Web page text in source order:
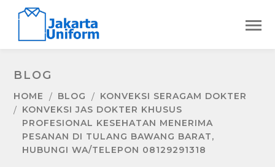
BLOG
HOME BLOG
KONVEKSI SERAGAM DOKTER
KONVEKSI JAS DOKTER KHUSUS
PROFESIONAL KESEHATAN MENERIMA
PESANAN DI TULANG BAWANG BARAT,
HUBUNGI WA/TELEPON 08129291318